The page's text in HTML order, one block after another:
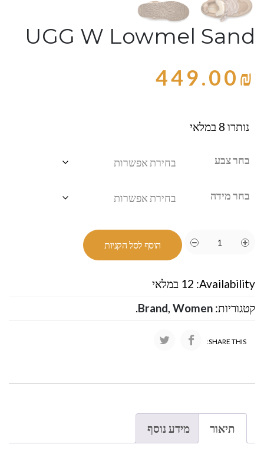
UGG W Lowmel Sand
449.00₪
נותרו 8 במלאי
בחר צבע
בחר מידה
הוסף לסל הקניות
Availability: 12 במלאי
קטגוריות:
Brand, Women
.
SHARE THIS:
תיאור מידע נוסף